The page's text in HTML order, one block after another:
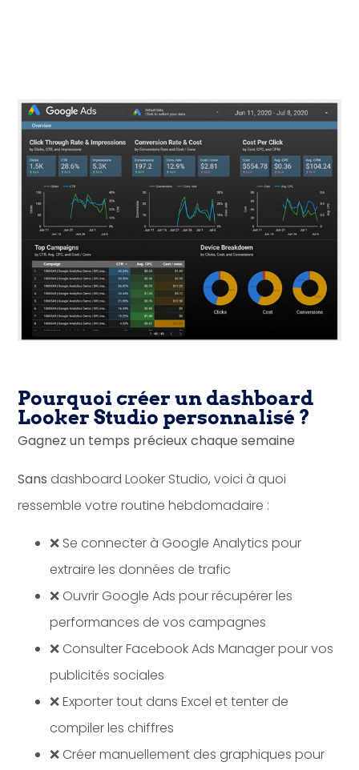
Pourquoi créer un dashboard
Looker Studio personnalisé ?
Gagnez un temps précieux chaque semaine
Sans dashboard Looker Studio, voici à quoi
ressemble votre routine hebdomadaire :
❌ Se connecter à Google Analytics pour
extraire les données de trafic
❌ Ouvrir Google Ads pour récupérer les
performances de vos campagnes
❌ Consulter Facebook Ads Manager pour vos
publicités sociales
❌ Exporter tout dans Excel et tenter de
compiler les chiffres
❌ Créer manuellement des graphiques pour